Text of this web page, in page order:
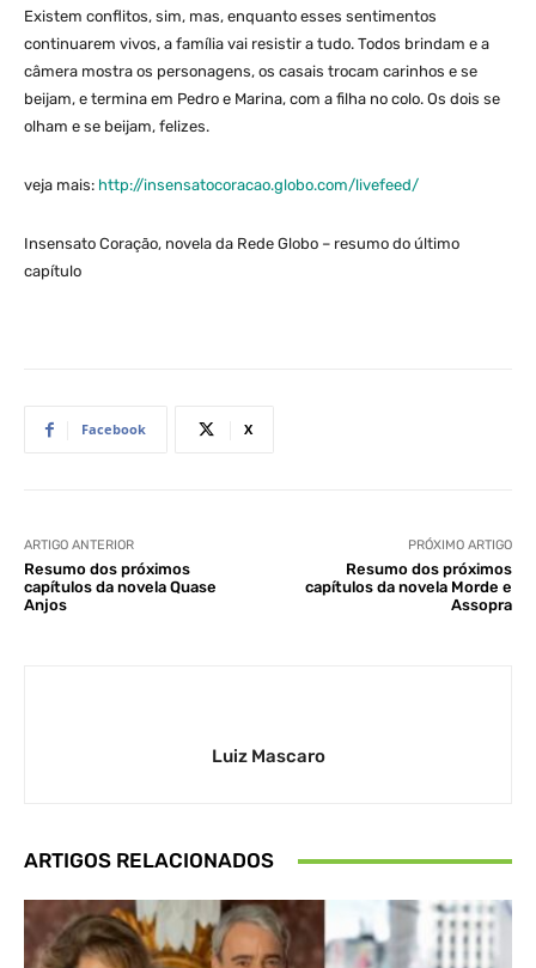
Existem conflitos, sim, mas, enquanto esses sentimentos
continuarem vivos, a família vai resistir a tudo. Todos brindam e a
câmera mostra os personagens, os casais trocam carinhos e se
beijam, e termina em Pedro e Marina, com a filha no colo. Os dois se
olham e se beijam, felizes.
veja mais: http://insensatocoracao.globo.com/livefeed/
Insensato Coração, novela da Rede Globo – resumo do último
capítulo
Facebook X
ARTIGO ANTERIOR
Resumo dos próximos
capítulos da novela Quase
Anjos
PRÓXIMO ARTIGO
Resumo dos próximos
capítulos da novela Morde e
Assopra
Luiz Mascaro
ARTIGOS RELACIONADOS